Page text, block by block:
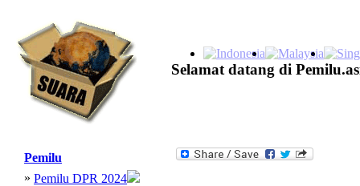
Selamat datang di
Pemilu
» Pemilu DPR 2024